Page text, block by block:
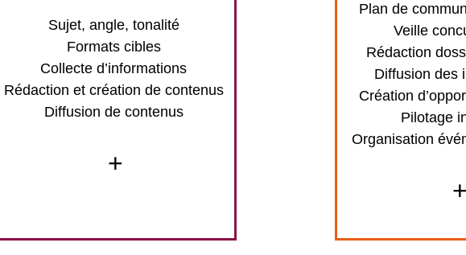
Sujet, angle, tonalité
Formats cibles
Collecte d’informations
Rédaction et création de contenus
Diffusion de contenus
+
Plan de
Veille
Rédaction
Diffusion des
Création
Pilotage
Organisation
+